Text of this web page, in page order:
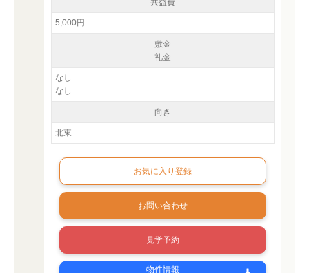
共益費
5,000円
敷金
礼金
なし
なし
向き
北東
お問い合わせ
見学予約
物件情報